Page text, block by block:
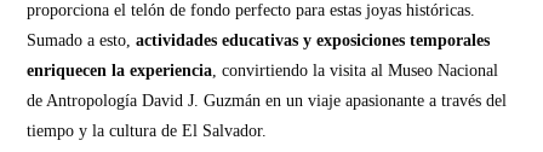
proporciona el telón de fondo perfecto para estas joyas históricas.
Sumado a esto,actividades educativas y exposiciones temporales
enriquecen la experiencia, convirtiendo la visita al Museo Nacional
de Antropología David J. Guzmán en un viaje apasionante a través del
tiempo y la cultura de El Salvador.